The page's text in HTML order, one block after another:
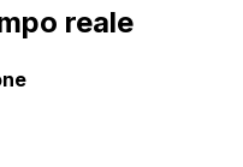
reale